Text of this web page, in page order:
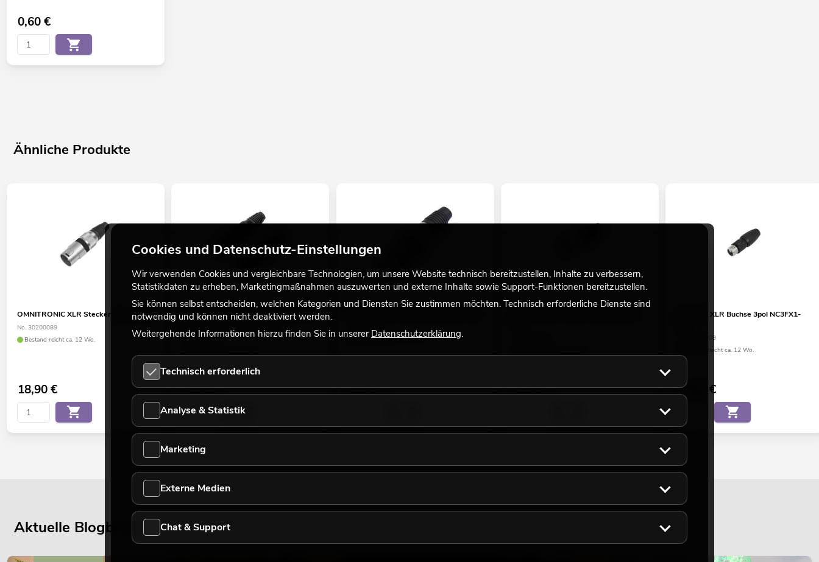
0,60€
Ähnliche Produkte
OMNITRONIC XLR Stecker 3pol sw 10x
No. 30200089
Bestand reicht ca. 12 Wo.
18,90€
OMNITRONIC XLR Buchse/Stecker Set
No. 30200097
15,90€
Bestand reicht ca. 12 Wo.
19,90€ 14,90€
NEUTRIK XLR Buchse 3pol NC3FX1-
No. 30200509
Bestand reicht ca. 12 Wo.
15,00 €
Aktuelle Blogbeiträge
Cookies und Datenschutz-Einstellungen
Wir verwenden Cookies und vergleichbare Technologien, um unsere Website technisch bereitzustellen, Inhalte zu verbessern,
Statistikdaten zu erheben, Marketingmaßnahmen auszuwerten und externe Inhalte sowie Support-Funktionen bereitzustellen.
Sie können selbst entscheiden, welchen Kategorien und Diensten Sie zustimmen möchten. Technisch erforderliche Dienste sind
notwendig und können nicht deaktiviert werden.
Weitergehende Informationen hierzu finden Sie in unserer Datenschutzerklärung.
Technisch erforderlich
Analyse & Statistik
Marketing
Externe Medien
Chat & Support